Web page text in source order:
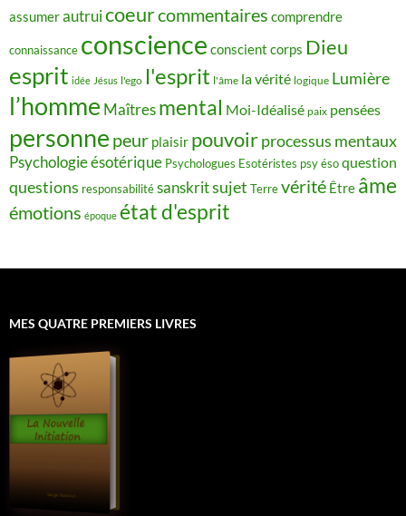
assumerautruicoeurcommentaires comprendre
connaissance conscience conscient corps Dieu
esprit idée Jésus l'ego l'esprit l'âme la vérité logique Lumière
l’homme Maîtres mental Moi-Idéalisé paix pensées
personne peur plaisir pouvoirprocessus mentaux
Psychologie ésotérique Psychologues Esotéristes psy ésoquestion
questions responsabilitésanskritsujet Terrevérité Être âme
émotions époque état d'esprit
MES QUATRE PREMIERS LIVRES